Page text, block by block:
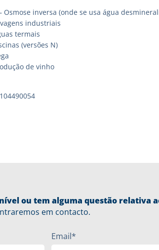
Osmose inversa (onde se usa água
industriais
termais
(versões N)
de vinho
ou tem alguma questão relativa
em contacto.
Email*